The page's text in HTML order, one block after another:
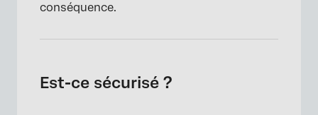
conséquence.
Est-ce sécurisé ?